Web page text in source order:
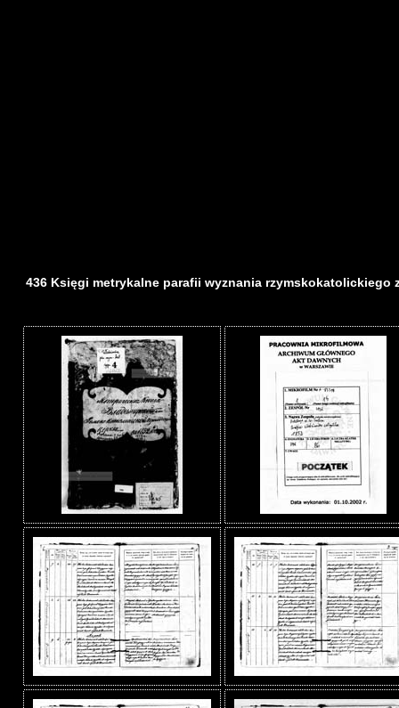
436 Księgi metrykalne parafii wyznania rzymskokatolickiego